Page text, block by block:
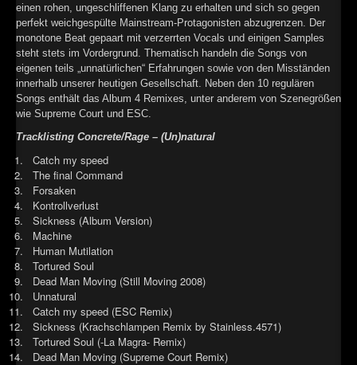
►
►
►
►
►
►
►
►
einen rohen, ungeschliffenen Klang zu erhalten und sich so gegen
perfekt weichgespülte Mainstream-Protagonisten abzugrenzen. Der
monotone Beat gepaart mit verzerrten Vocals und einigen Samples
steht stets im Vordergrund. Thematisch handeln die Songs von
eigenen teils „unnatürlichen“ Erfahrungen sowie von den Misständen
innerhalb unserer heutigen Gesellschaft. Neben den 10 regulären
Songs enthält das Album 4 Remixes, unter anderem von Szenegrößen
wie Supreme Court und ESC.
Tracklisting Concrete/Rage – (Un)natural
Catch my speed
The final Command
Forsaken
Kontrollverlust
Sickness (Album Version)
Machine
Human Mutilation
Tortured Soul
Dead Man Moving (Still Moving 2008)
Unnatural
Catch my speed (ESC Remix)
Sickness (Krachschlampen Remix by Stainless.4571)
Tortured Soul (-La Magra- Remix)
Dead Man Moving (Supreme Court Remix)